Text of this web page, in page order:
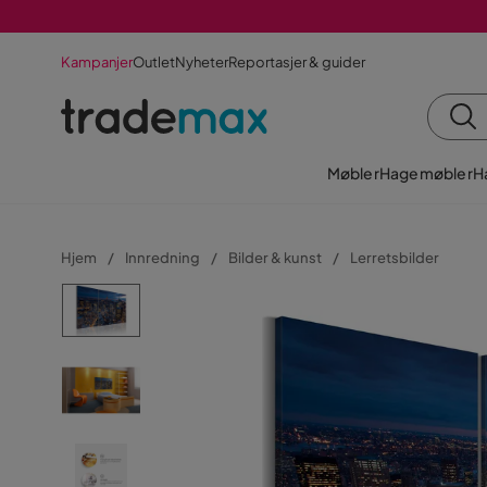
KampanjerOutletNyheterReportasjer & guider
MøblerHagemøbler
Hjem Innredning Bilder & kunst Lerretsbilder